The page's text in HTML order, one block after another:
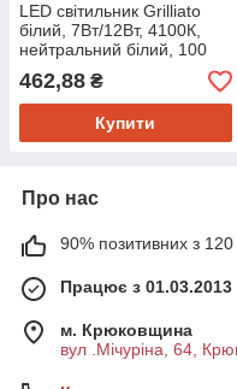
LED світильник Grilliato
білий, 7Вт/12Вт, 4100К,
нейтральний білий, 100
Лм
462,88 ₴
Купити
Про нас
90% позитивних з 120
Працює з 01.03.2013
м. Крюковщина
вул .Мічуріна, 64,